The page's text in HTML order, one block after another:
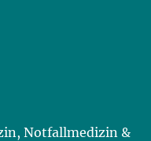
Notfallmedizin &